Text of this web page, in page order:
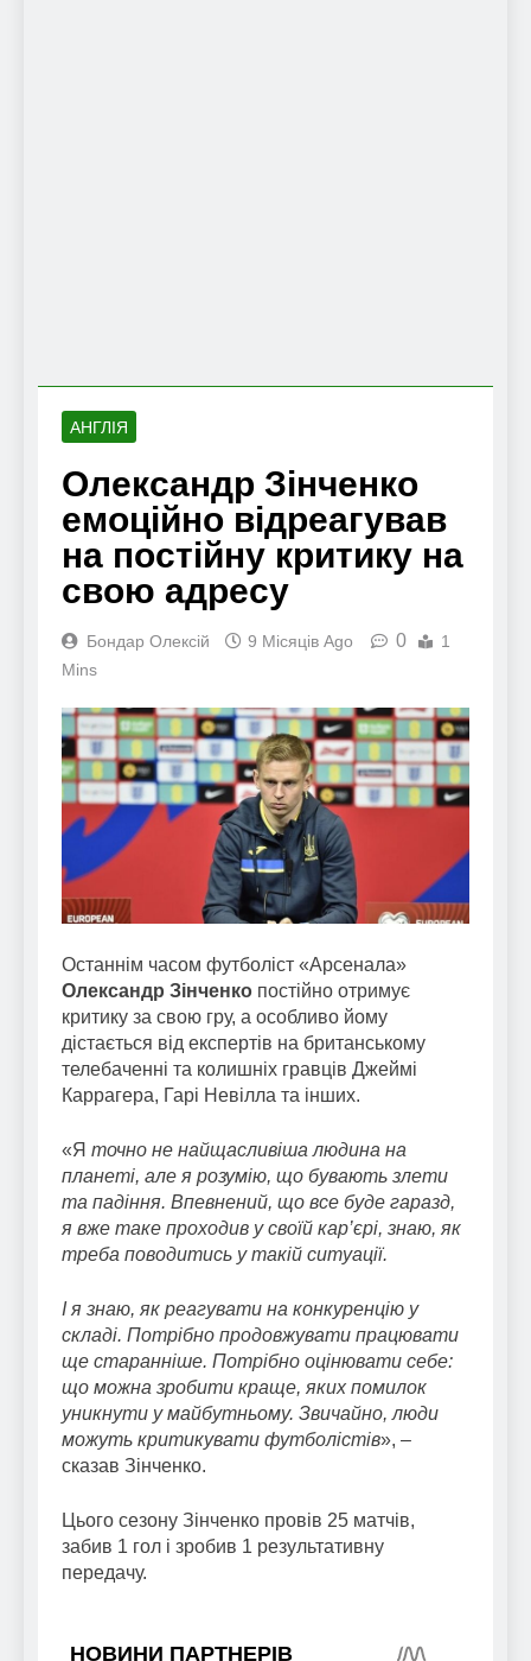
АНГЛІЯ
Олександр Зінченко
емоційно відреагував
на постійну критику на
свою адресу
Бондар Олексій 9 Місяців Ago 0
1
Mins
Останнім часом футболіст «Арсенала»
Олександр Зінченко постійно отримує
критику за свою гру, а особливо йому
дістається від експертів на британському
телебаченні та колишніх гравців Джеймі
Каррагера, Гарі Невілла та інших.
«Я точно не найщасливіша людина на
планеті, але я розумію, що бувають злети
та падіння. Впевнений, що все буде гаразд,
я вже таке проходив у своїй кар’єрі, знаю, як
треба поводитись у такій ситуації.
І я знаю, як реагувати на конкуренцію у
складі. Потрібно продовжувати працювати
ще старанніше. Потрібно оцінювати себе:
що можна зробити краще, яких помилок
уникнути у майбутньому. Звичайно, люди
можуть критикувати футболістів», –
сказав Зінченко.
Цього сезону Зінченко провів 25 матчів,
забив 1 гол і зробив 1 результативну
передачу.